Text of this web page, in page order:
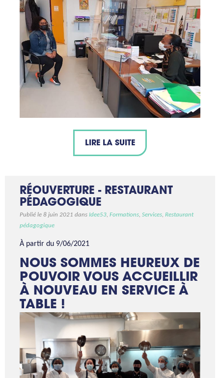
LIRE LA SUITE
RÉOUVERTURE - RESTAURANT
PÉDAGOGIQUE
Publié le 8 juin 2021 dans Idee53, Formations, Services, Restaurant
pédagogique
À partir du 9/06/2021
NOUS SOMMES HEUREUX DE
POUVOIR VOUS ACCUEILLIR
À NOUVEAU EN SERVICE À
TABLE !